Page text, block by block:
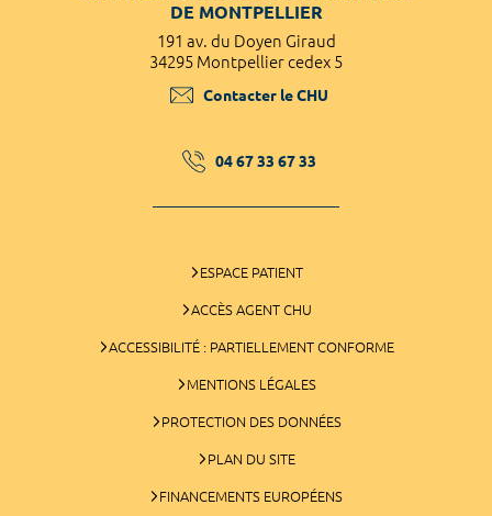
DE MONTPELLIER
191 av. du Doyen Giraud
34295 Montpellier cedex 5
Contacter le CHU
04 67 33 67 33
ESPACE PATIENT
ACCÈS AGENT CHU
ACCESSIBILITÉ : PARTIELLEMENT CONFORME
MENTIONS LÉGALES
PROTECTION DES DONNÉES
PLAN DU SITE
FINANCEMENTS EUROPÉENS